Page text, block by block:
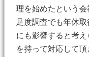
理を始めたという
足度調査でも年休
にも影響すると考
を持って対応して頂